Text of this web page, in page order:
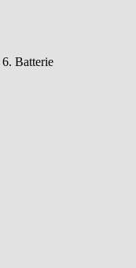
Batterie